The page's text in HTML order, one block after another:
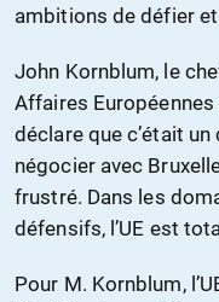
ambitions de défier
John Kornblum, le
Affaires
déclare que c’était
négocier avec
frustré. Dans les
défensifs, l’UE est
Pour M. Kornblum,